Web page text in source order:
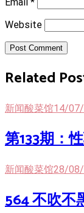
Website
Post Comment
Related
新闻酸菜馆14/
第133期：
新闻酸菜馆28/
564 不吹不